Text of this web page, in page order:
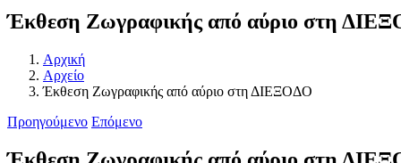
Έκθεση Ζωγραφικής από αύριο στη
Αρχική
Αρχείο
Έκθεση Ζωγραφικής από αύριο στη ΔΙΕΞΟΔΟ
Προηγούμενο Επόμενο